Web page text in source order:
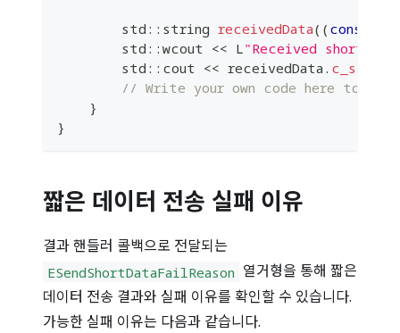
        std
:: string receivedData( ( const
        std
:: wcout << L"Received short
        std
:: cout << receivedData . c_str
// Write your own code here to
}
}
짧은 데이터 전송 실패 이유
결과 핸들러 콜백으로 전달되는
ESendShortDataFailReason 열거형을 통해 짧은
데이터 전송 결과와 실패 이유를 확인할 수 있습니다.
가능한 실패 이유는 다음과 같습니다.